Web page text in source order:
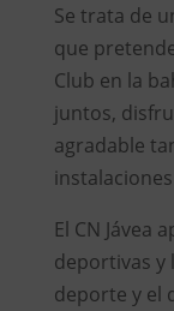
Se trata de
que
Club en la
juntos,
agradable
El CN Jávea
deportivas y
deporte y el